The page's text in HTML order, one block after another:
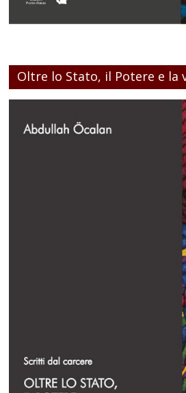
Oltre lo Stato, il Potere e la